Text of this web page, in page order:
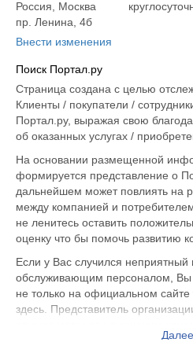
Россия
Москва
пр. Ленина, 4б
Внести изменения
Поиск Портал.ру
Страница создана с целью
Клиенты / покупатели /
Портал.ру, выражая свою
об оказанных услугах /
На основании размещенной
формируется представление о
дальнейшем может повлиять на
между компанией и
не ленитесь оставить
оценку что бы помочь развитию
Если у Вас случился неприятный
обслуживающим персоналом, Вы
не только на официальном
здесь. Представитель